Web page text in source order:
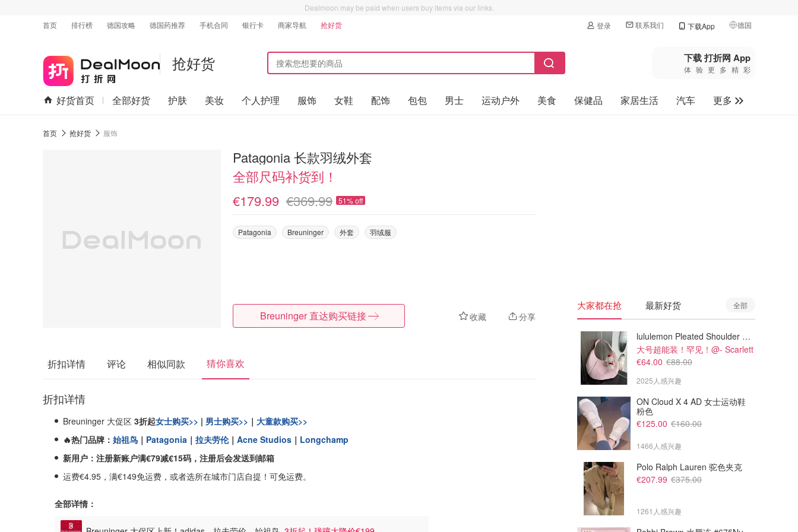
Dealmoon may be paid when users buy items via our links.
首页
排行榜 德国攻略 德国药推荐 手机合同 银行卡 商家导航 抢好货 登录 联系我们 下载App 德国
🇺🇸美国
🇨🇳中国
🇨🇦加拿大
抢好货 下载 打折网 App
体验更多精彩
好货首页 全部好货 护肤 美妆 个人护理 服饰 女鞋 配饰 包包 男士 运动户外 美食 保健品 家居生活 汽车
更多
首页 抢好货 服饰
Patagonia 长款羽绒外套
全部尺码补货到！
€179.99 €369.99 51% off
Patagonia Breuninger 外套 羽绒服
收藏 分享
Breuninger 直达购买链接
折扣详情 评论 相似同款 猜你喜欢
折扣详情
Breuninger 大促区 3折起女士购买>> | 男士购买>> ｜ 大童款购买>>
🔥热门品牌： 始祖鸟 ｜ Patagonia ｜ 拉夫劳伦｜ Acne Studios ｜ Longchamp
新用户：注册新账户满€79减€15码，注册后会发送到邮箱
运费€4.95，满€149免运费，或者选所在城市门店自提！可免运费。
全部详情：
大家都在抢 最新好货 全部
lululemon Pleated Shoulder Bag 10L 单肩包
大号超能装！罕见！@- Scarlett
€64.00 €88.00
2025人感兴趣
ON Cloud X 4 AD 女士运动鞋
粉色
€125.00 €160.00
1466人感兴趣
Polo Ralph Lauren 驼色夹克
€207.99 €375.00
1261人感兴趣